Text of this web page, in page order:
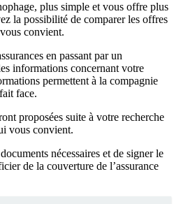
plus simple et vous offre plus
la possibilité de comparer les offres
convient.
en passant par un
informations concernant votre
permettent à la compagnie
face.
proposées suite à votre recherche
vous convient.
nécessaires et de signer le
de la couverture de l’assurance